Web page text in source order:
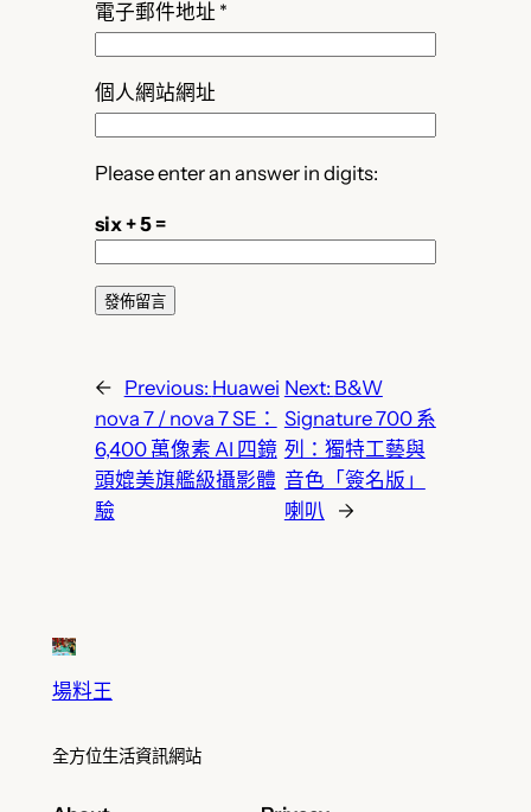
電子郵件地址 *
個人網站網址
Please enter an answer in digits:
six + 5 =
← Previous: Huawei
nova 7 / nova 7 SE：
6,400 萬像素 AI 四鏡
頭媲美旗艦級攝影體
驗
Next: B&W
Signature 700 系
列：獨特工藝與
音色「簽名版」
喇叭
→
場料王
全方位生活資訊網站